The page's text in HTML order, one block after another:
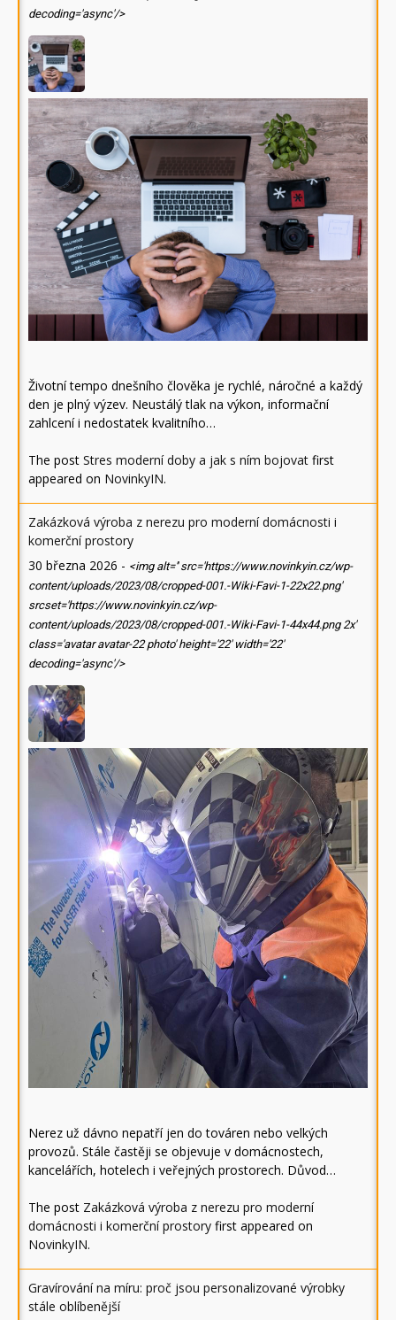
decoding='async'/>
Životní tempo dnešního člověka je rychlé, náročné a každý
den je plný výzev. Neustálý tlak na výkon, informační
zahlcení i nedostatek kvalitního…
The post Stres moderní doby a jak s ním bojovat first
appeared on NovinkyIN.
Zakázková výroba z nerezu pro moderní domácnosti i
komerční prostory
30 března 2026 - <img alt='' src='https://www.novinkyin.cz/wp-
content/uploads/2023/08/cropped-001.-Wiki-Favi-1-22x22.png'
srcset='https://www.novinkyin.cz/wp-
content/uploads/2023/08/cropped-001.-Wiki-Favi-1-44x44.png 2x'
class='avatar avatar-22 photo' height='22' width='22'
decoding='async'/>
Nerez už dávno nepatří jen do továren nebo velkých
provozů. Stále častěji se objevuje v domácnostech,
kancelářích, hotelech i veřejných prostorech. Důvod…
The post Zakázková výroba z nerezu pro moderní
domácnosti i komerční prostory first appeared on
NovinkyIN.
Gravírování na míru: proč jsou personalizované výrobky
stále oblíbenější